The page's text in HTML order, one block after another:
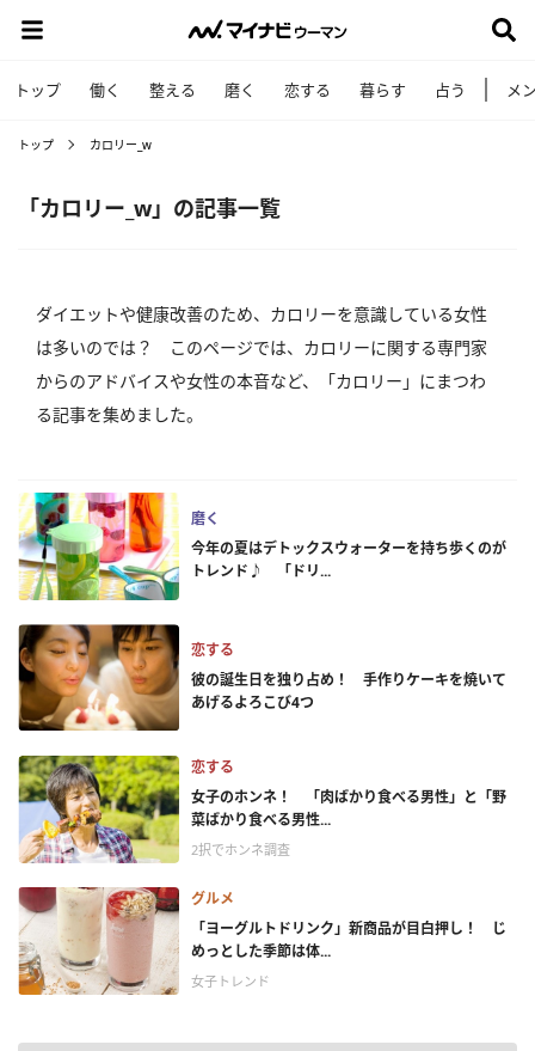
トップ 働く 整える 磨く 恋する 暮らす 占う メ
トップ カロリー_w
「カロリー_w」の記事一覧
ダイエットや健康改善のため、カロリーを意識している女性
は多いのでは？ このページでは、カロリーに関する専門家
からのアドバイスや女性の本音など、「カロリー」にまつわ
る記事を集めました。
磨く
今年の夏はデトックスウォーターを持ち歩くのが
トレンド♪ 「ドリ...
恋する
彼の誕生日を独り占め！ 手作りケーキを焼いて
あげるよろこび4つ
恋する
女子のホンネ！ 「肉ばかり食べる男性」と「野
菜ばかり食べる男性...
2択でホンネ調査
グルメ
「ヨーグルトドリンク」新商品が目白押し！ じ
めっとした季節は体...
女子トレンド